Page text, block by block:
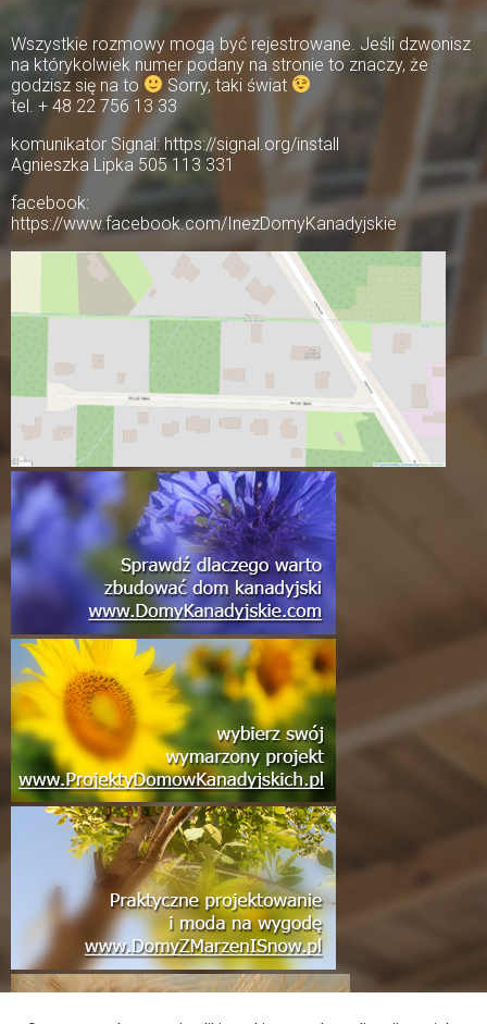
Wszystkie rozmowy mogą być rejestrowane. Jeśli dzwonisz
na którykolwiek numer podany na stronie to znaczy, że
godzisz się na to
Sorry, taki świat
tel. + 48 22 756 13 33
komunikator Signal: https://signal.org/install
Agnieszka Lipka 505 113 331
facebook:
https://www.facebook.com/InezDomyKanadyjskie